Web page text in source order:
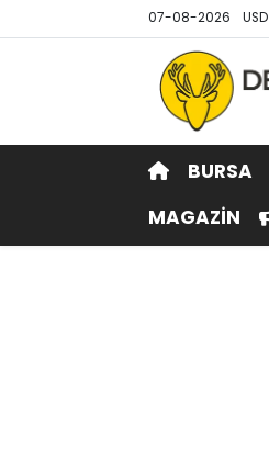
07-08-2026 USD
BURSA
MAGAZİN
Hava Durumu
Trafik Durumu
Tüm Manşetler